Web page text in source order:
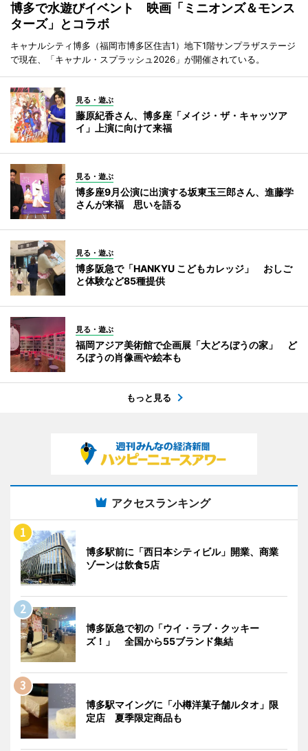
博多で水遊びイベント 映画「ミニオンズ＆モンス
ターズ」とコラボ
キャナルシティ博多（福岡市博多区住吉1）地下1階サンプラザステージ
で現在、「キャナル・スプラッシュ2026」が開催されている。
見る・遊ぶ
藤原紀香さん、博多座「メイジ・ザ・キャッツア
イ」上演に向けて来福
見る・遊ぶ
博多座9月公演に出演する坂東玉三郎さん、進藤学
さんが来福 思いを語る
見る・遊ぶ
博多阪急で「HANKYU こどもカレッジ」 おしご
と体験など85種提供
見る・遊ぶ
福岡アジア美術館で企画展「大どろぼうの家」 ど
ろぼうの肖像画や絵本も
もっと見る
アクセスランキング
博多駅前に「西日本シティビル」開業、商業
ゾーンは飲食5店
博多阪急で初の「ウイ・ラブ・クッキー
ズ！」 全国から55ブランド集結
博多駅マイングに「小樽洋菓子舗ルタオ」限
定店 夏季限定商品も